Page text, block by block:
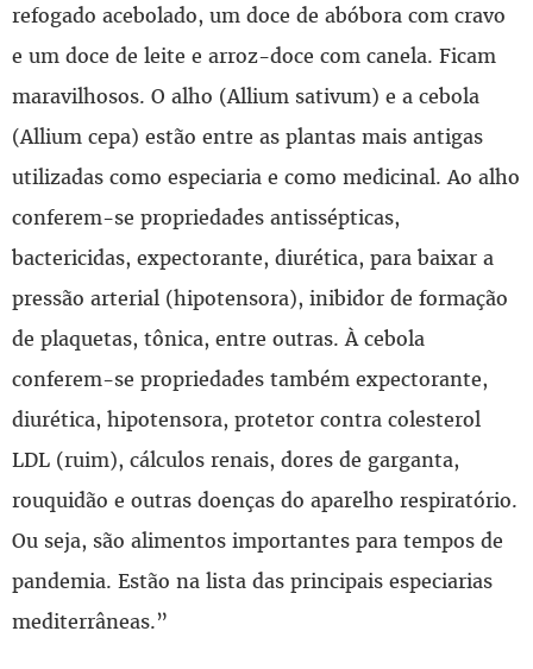
refogado acebolado, um doce de abóbora com cravo
e um doce de leite e arroz-doce com canela. Ficam
maravilhosos. O alho (Allium sativum) e a cebola
(Allium cepa) estão entre as plantas mais antigas
utilizadas como especiaria e como medicinal. Ao alho
conferem-se propriedades antissépticas,
bactericidas, expectorante, diurética, para baixar a
pressão arterial (hipotensora), inibidor de formação
de plaquetas, tônica, entre outras. À cebola
conferem-se propriedades também expectorante,
diurética, hipotensora, protetor contra colesterol
LDL (ruim), cálculos renais, dores de garganta,
rouquidão e outras doenças do aparelho respiratório.
Ou seja, são alimentos importantes para tempos de
pandemia. Estão na lista das principais especiarias
mediterrâneas.”